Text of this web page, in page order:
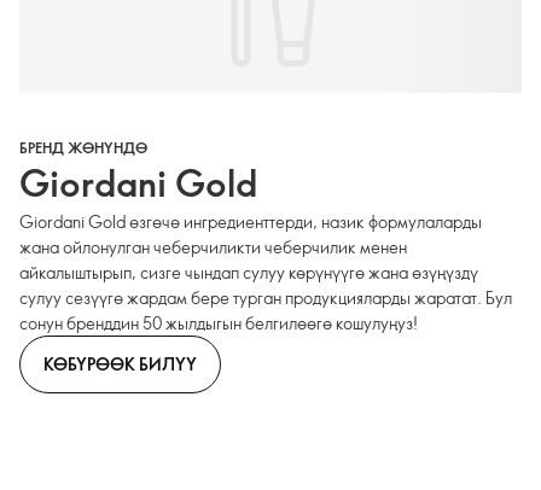
БРЕНД ЖӨНҮНДӨ
Giordani Gold
Giordani Gold өзгөчө ингредиенттерди, назик формулаларды
жана ойлонулган чеберчиликти чеберчилик менен
айкалыштырып, сизге чындап сулуу көрүнүүгө жана өзүңүздү
сулуу сезүүгө жардам бере турган продукцияларды жаратат. Бул
сонун бренддин 50 жылдыгын белгилөөгө кошулуңуз!
КӨБҮРӨӨК БИЛҮҮ